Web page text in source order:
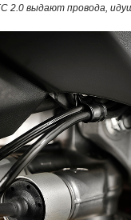
2.0 выдают провода,